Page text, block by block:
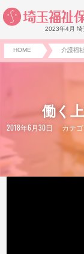
2023年4月 埼
HOME 介護福
働く
2018年6月30日 カテゴ